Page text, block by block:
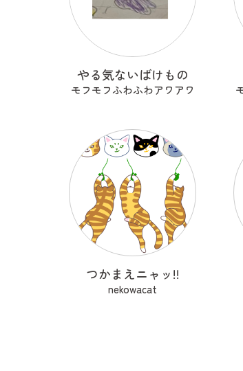
やる気ないばけもの
モフモフふわふわアワアワ
つかまえニャッ!!
nekowacat